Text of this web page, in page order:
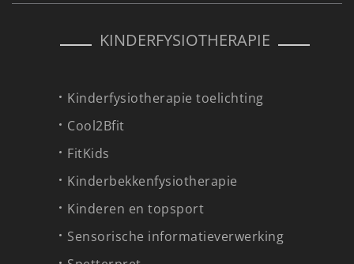
KINDERFYSIOTHERAPIE
Kinderfysiotherapie toelichting
Cool2Bfit
FitKids
Kinderbekkenfysiotherapie
Kinderen en topsport
Sensorische informatieverwerking